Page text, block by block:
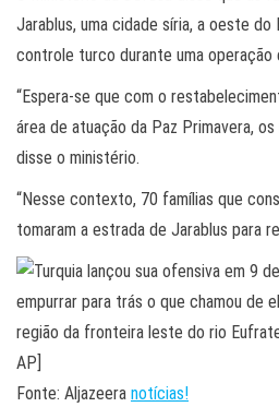
Jarablus, uma cidade síria, a oeste
controle turco durante uma operação
“Espera-se que com o
área de atuação da Paz Primavera,
disse o ministério.
“Nesse contexto, 70 famílias que
tomaram a estrada de Jarablus para
Fonte: Aljazeera notícias!